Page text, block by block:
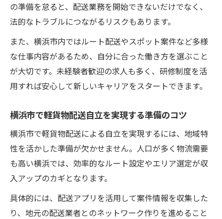
の準備を怠ると、配送業務を開始できないだけでなく、
法的なトラブルにつながるリスクもあります。
また、横浜市内ではルート配送やスポット案件など多様
な仕事内容があるため、自分に合った働き方を選ぶこと
が大切です。未経験者歓迎の求人も多く、研修制度を活
用すれば安心して新しいキャリアをスタートできます。
横浜市で軽貨物配送自立を実現する準備のコツ
横浜市で軽貨物配送による自立を実現するには、地域特
性を活かした準備が欠かせません。人口が多く物流需要
も高い横浜では、効率的なルート設定やエリア選定が収
入アップのカギとなります。
具体的には、配送アプリを活用して案件情報を収集した
り、地元の配送業者とのネットワーク作りを進めること